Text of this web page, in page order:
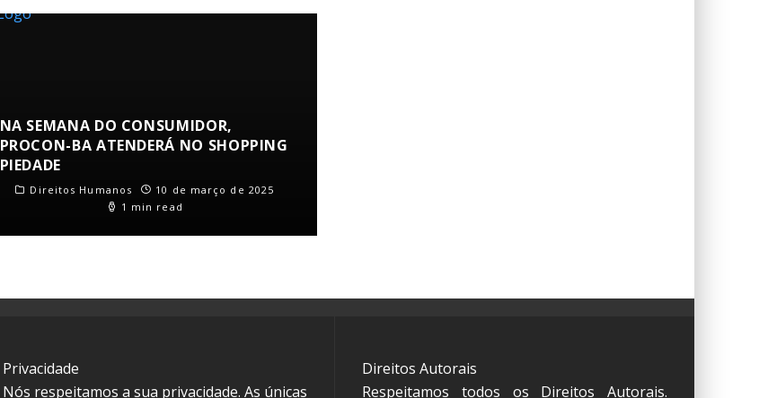
NA SEMANA DO CONSUMIDOR,
PROCON-BA ATENDERÁ NO SHOPPING
PIEDADE
Direitos Humanos
10 de março de 2025
1 min read
Privacidade
Nós respeitamos a sua privacidade. As únicas
Direitos Autorais
Respeitamos todos os Direitos Autorais.